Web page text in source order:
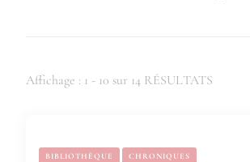
Affichage : 1 - 10 sur 14 RÉSULTATS
BIBLIOTHÈQUE CHRONIQUES